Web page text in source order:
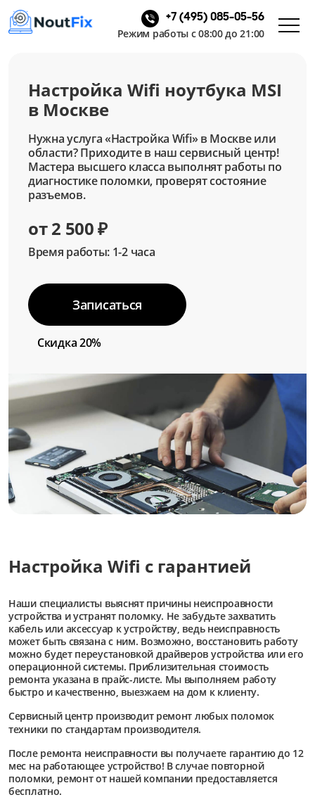
+7 (495) 085-05-56
Режим работы с 08:00 до 21:00
Настройка Wifi ноутбука MSI
в Москве
Нужна услуга «Настройка Wifi» в Москве или
области? Приходите в наш сервисный центр!
Мастера высшего класса выполнят работы по
диагностике поломки, проверят состояние
разъемов.
от 2 500 ₽
Время работы: 1-2 часа
Записаться
Скидка 20%
Настройка Wifi с гарантией
Наши специалисты выяснят причины неиспроавности
устройства и устранят поломку. Не забудьте захватить
кабель или аксессуар к устройству, ведь неисправность
может быть связана с ним. Возможно, восстановить работу
можно будет переустановкой драйверов устройства или его
операционной системы. Приблизительная стоимость
ремонта указана в прайс-листе. Мы выполняем работу
быстро и качественно, выезжаем на дом к клиенту.
Сервисный центр производит ремонт любых поломок
техники по стандартам производителя.
После ремонта неисправности вы получаете гарантию до 12
мес на работающее устройство! В случае повторной
поломки, ремонт от нашей компании предоставляется
бесплатно.